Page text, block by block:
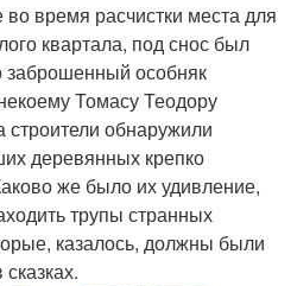
время расчистки места для
квартала, под снос был
заброшенный особняк
Томасу Теодору
обнаружили
деревянных крепко
же было их удивление,
трупы странных
казалось, должны были